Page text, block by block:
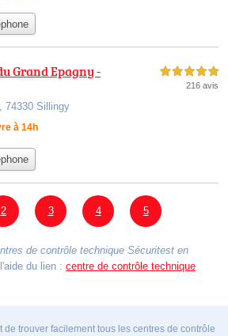
Grand Epagny -
74330 Sillingy
à 14h
5,0 étoiles sur 5
216 avis
2 3 4 5
de contrôle technique Sécuritest en
du lien : centre de contrôle technique
de trouver facilement tous les centres de contrôle